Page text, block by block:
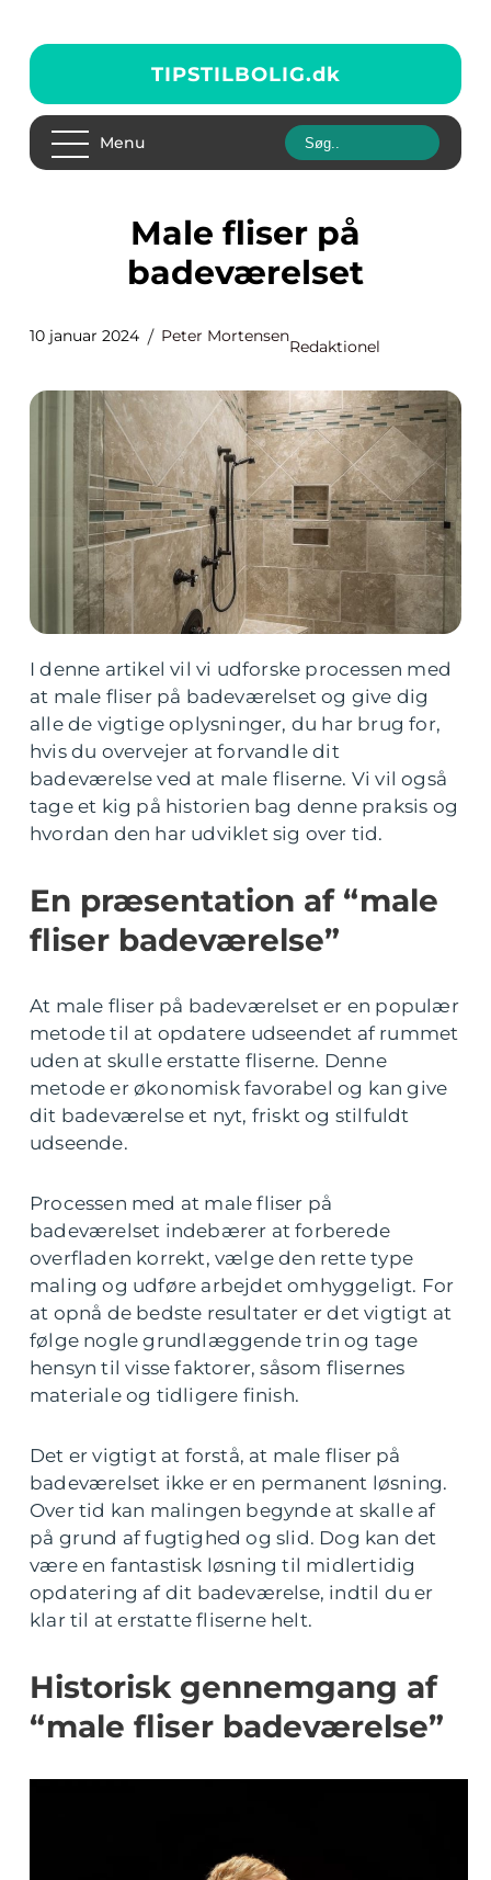
TIPSTILBOLIG.dk
Menu
Male fliser på
badeværelset
10 januar 2024 Peter Mortensen
Redaktionel
I denne artikel vil vi udforske processen med
at male fliser på badeværelset og give dig
alle de vigtige oplysninger, du har brug for,
hvis du overvejer at forvandle dit
badeværelse ved at male fliserne. Vi vil også
tage et kig på historien bag denne praksis og
hvordan den har udviklet sig over tid.
En præsentation af “male
fliser badeværelse”
At male fliser på badeværelset er en populær
metode til at opdatere udseendet af rummet
uden at skulle erstatte fliserne. Denne
metode er økonomisk favorabel og kan give
dit badeværelse et nyt, friskt og stilfuldt
udseende.
Processen med at male fliser på
badeværelset indebærer at forberede
overfladen korrekt, vælge den rette type
maling og udføre arbejdet omhyggeligt. For
at opnå de bedste resultater er det vigtigt at
følge nogle grundlæggende trin og tage
hensyn til visse faktorer, såsom flisernes
materiale og tidligere finish.
Det er vigtigt at forstå, at male fliser på
badeværelset ikke er en permanent løsning.
Over tid kan malingen begynde at skalle af
på grund af fugtighed og slid. Dog kan det
være en fantastisk løsning til midlertidig
opdatering af dit badeværelse, indtil du er
klar til at erstatte fliserne helt.
Historisk gennemgang af
“male fliser badeværelse”